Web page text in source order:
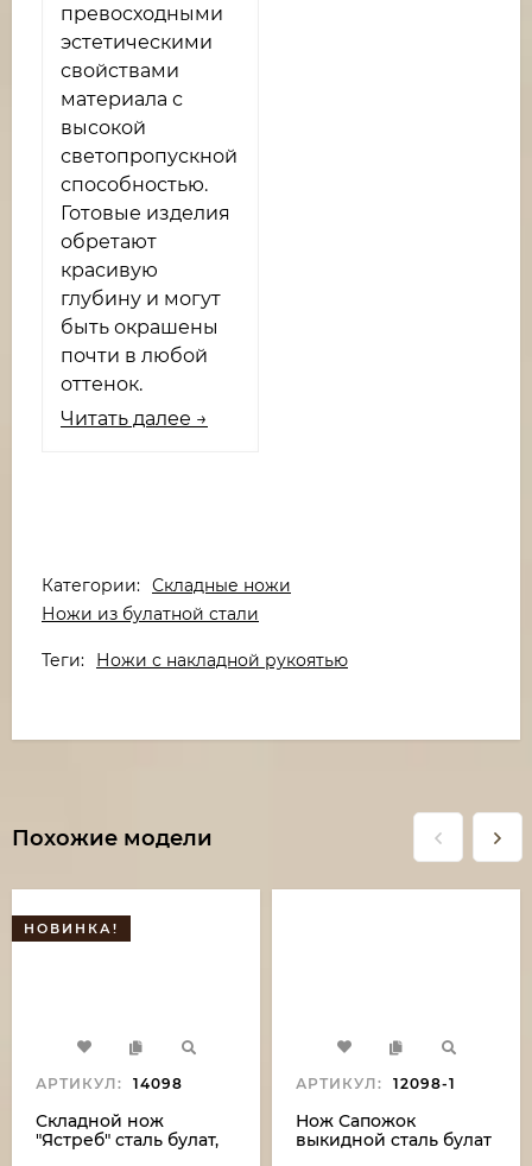
превосходными
эстетическими
свойствами
материала с
высокой
светопропускной
способностью.
Готовые изделия
обретают
красивую
глубину и могут
быть окрашены
почти в любой
оттенок.
Читать далее →
Категории: Складные ножи
Ножи из булатной стали
Теги: Ножи с накладной рукоятью
Похожие модели
НОВИНКА!
АРТИКУЛ: 14098
Складной нож
"Ястреб" сталь булат,
АРТИКУЛ: 12098-1
Нож Сапожок
выкидной сталь булат